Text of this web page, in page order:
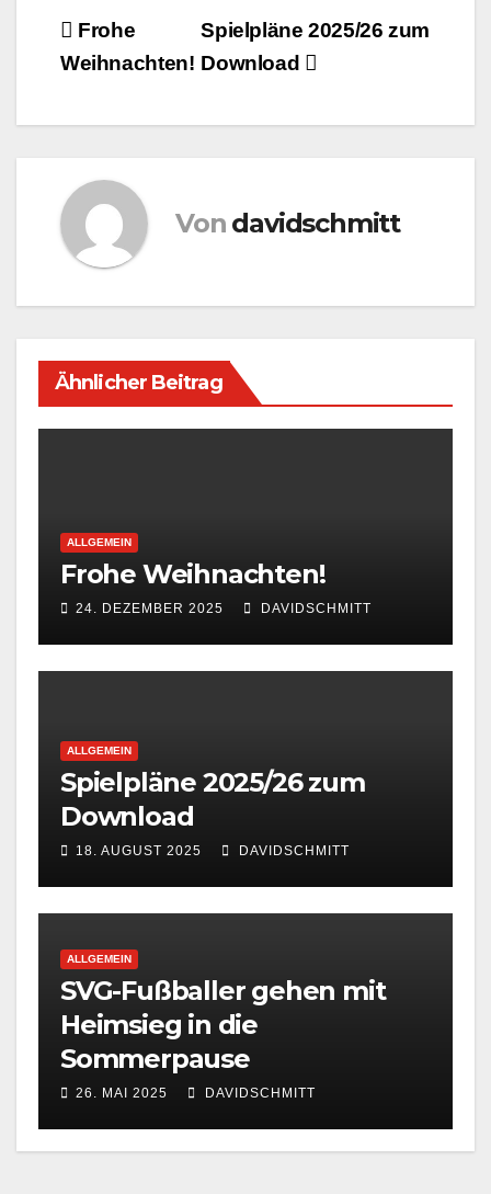
Beitragsnavigation
Spielpläne 2025/26 zum
Download
Frohe
Weihnachten!
Von davidschmitt
Ähnlicher Beitrag
ALLGEMEIN
Frohe Weihnachten!
24. DEZEMBER 2025 DAVIDSCHMITT
ALLGEMEIN
Spielpläne 2025/26 zum
Download
18. AUGUST 2025 DAVIDSCHMITT
ALLGEMEIN
SVG-Fußballer gehen mit
Heimsieg in die
Sommerpause
26. MAI 2025 DAVIDSCHMITT